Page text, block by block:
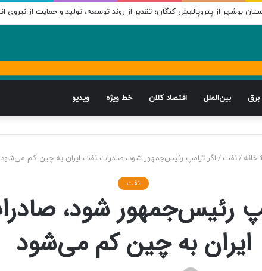
بوشهر از پتروپالایش کنگان؛ تقدیر از روند توسعه، تولید و حمایت از نیروی
برق بین‌الملل اقتصاد کلان خط ویژه ویدیو
خانه /نفت / اگر ترامپ رئیس‌جمهور شود، صادرات نفت ایران به چین کم می‌شود
نفت
رئیس‌جمهور شود،
ایران به چین کم می‌شود